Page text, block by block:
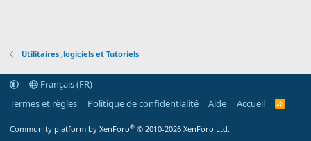
Utilitaires ,logiciels et Tutoriels
Français (FR)
Termes et règles
Politique de confidentialité Aide Accueil
R
Community platform by XenForo® © 2010-2026 XenForo Ltd.